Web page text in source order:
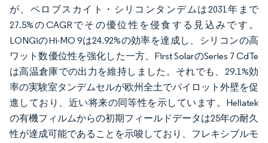
が、ペロブスカイト・シリコンタンデムは2031年まで
27.5%のCAGRでその優位性を侵食する見込みです。
LONGiのHi-MO 9は24.92%の効率を達成し、シリコンの高
ワット数優位性を強化した一方、First SolarのSeries 7 CdTe
は高温倉庫での出力を維持しました。それでも、29.1%効
率の実験室タンデムセルが欧州全土でパイロット外壁を促
進しており、近い将来の同等性を示しています。Heliatek
の有機フィルムからの初期フィールドデータは25年の耐久
性が達成可能であることを示唆しており、フレキシブルモ